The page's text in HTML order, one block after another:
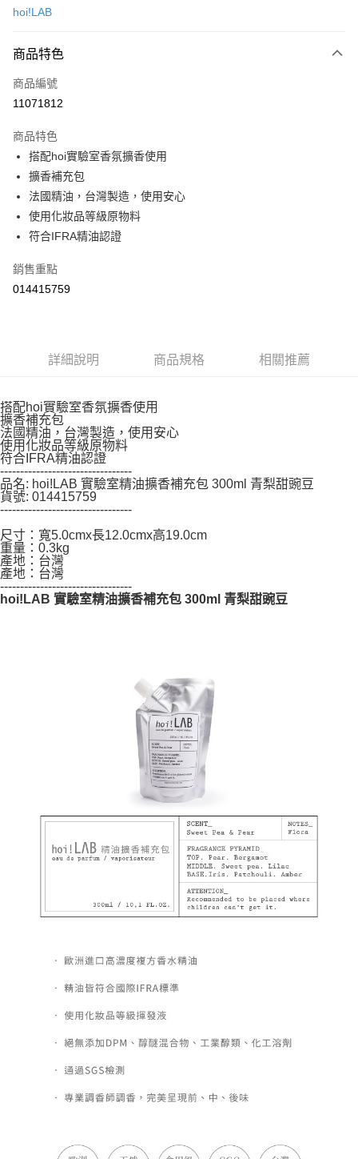
台灣樂天信用卡公司
便利好安心！
３．安心：先確認商品／服務後，再付款。
【「AFTEE先享後付」結帳流程】
結帳頁面，進行簡訊認證並確認金額後，即可完成結帳。
３．收到繳費通知簡訊後14天內，點擊此簡訊中的連結，可透過四大超商／
ATM／網路銀行／等多元方式進行付款，方視為交易完成。
購買商品的店家。未經商家同意取消之訂單仍視為有效，需透過AFTEE先享
後付繳納相關費用。
※ 交易是否成功請以「AFTEE先享後付 」之結帳頁面顯示為準，若有關於
是否繳費成功／繳費後需取消欲退款等相關疑問，請聯繫「AFTEE先享後付
客戶支援中心」https://netprotections.freshdesk.com/support/home
【注意事項】
易，需依本服務之必要範圍內提供個人資料，並將交易相關給付款項請求債
３．未成年的使用者請事先徵得法定代理人或監護人之同意方可使用
「AFTEE先享後付」，若未經同意申辦者引起之損失，本公司不負相關責
時審查核予不同之上限額度；若仍有額度不足之情形，本公司將視審查結果
請求用戶進行身份認證。
５．嚴禁一人註冊多個帳號或使用他人資訊註冊。若發現惡意使用之情形，
恩沛科技股份有限公司將有權停止該用戶之使用額度並採取法律行動。
每筆NT$99，滿NT$799(含以上)免運費
hoi!LAB
商品特色
商品編號
11071812
商品特色
搭配hoi實驗室香氛擴香使用
擴香補充包
法國精油，台灣製造，使用安心
使用化妝品等級原物料
符合IFRA精油認證
銷售重點
014415759
詳細說明 商品規格 相關推薦
搭配hoi實驗室香氛擴香使用
擴香補充包
法國精油，台灣製造，使用安心
使用化妝品等級原物料
符合IFRA精油認證
---------------------------------
品名: hoi!LAB 實驗室精油擴香補充包 300ml 青梨甜豌豆
貨號: 014415759
---------------------------------
尺寸：寬5.0cmx長12.0cmx高19.0cm
重量：0.3kg
產地：台灣
產地：台灣
---------------------------------
hoi!LAB 實驗室精油擴香補充包 300ml 青梨甜豌豆